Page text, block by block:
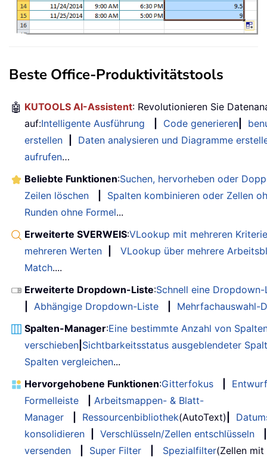
Beste Office-Produktivitätstools
🤖 KUTOOLS AI-Assistent: Revolutionieren Sie
auf:Intelligente Ausführung Code generieren
erstellen
Daten analysieren und Diagramme
aufrufen…
Beliebte Funktionen:Suchen, hervorheben oder
Zeilen löschen
Spalten kombinieren oder Zellen
Runden ohne Formel...
Erweiterte SVERWEIS:VLookup mit mehreren
mehreren Werten
VLookup über mehrere
Match....
Erweiterte Dropdown-Liste:Schnell eine
Abhängige Dropdown-Liste
Mehrfachauswahl-
Spalten-Manager:Eine bestimmte Anzahl von
verschieben Sichtbarkeitsstatus ausgeblendeter
Spalten vergleichen...
Hervorgehobene Funktionen:Gitterfokus
Entwurf
Formelleiste
Arbeitsmappen- & Blatt-
Manager
Ressourcenbibliothek(AutoText)
konsolidieren
Verschlüsseln/Zellen entschlüsseln
versenden
Super Filter Spezialfilter(Zellen